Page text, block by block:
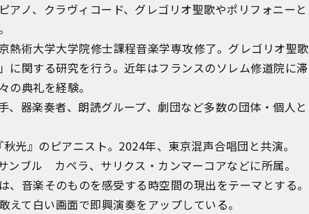
アノ、クラヴィコード、グレゴリオ聖歌やポリフォニーと
熱術大学大学院修士課程音楽学専攻修了。グレゴリオ聖歌
に関する研究を行う。近年はフランスのソレム修道院に滞
の典礼を経験。
、器楽奏者、朗読グループ、劇団など多数の団体・個人と
光』のピアニスト。2024年、東京混声合唱団と共演。
ンブル カペラ、サリクス・カンマーコアなどに所属。
音楽そのものを感受する時空間の現出をテーマとする。
て白い画面で即興演奏をアップしている。